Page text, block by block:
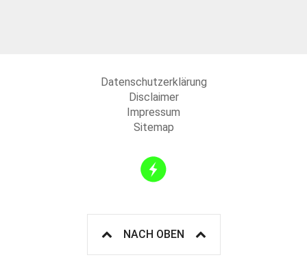
Datenschutzerklärung
Disclaimer
Impressum
Sitemap
NACH OBEN